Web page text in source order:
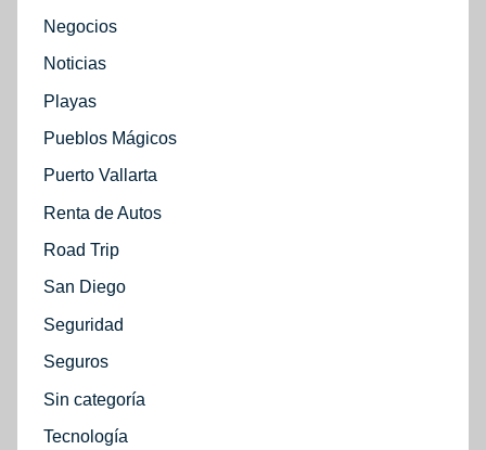
Negocios
Noticias
Playas
Pueblos Mágicos
Puerto Vallarta
Renta de Autos
Road Trip
San Diego
Seguridad
Seguros
Sin categoría
Tecnología